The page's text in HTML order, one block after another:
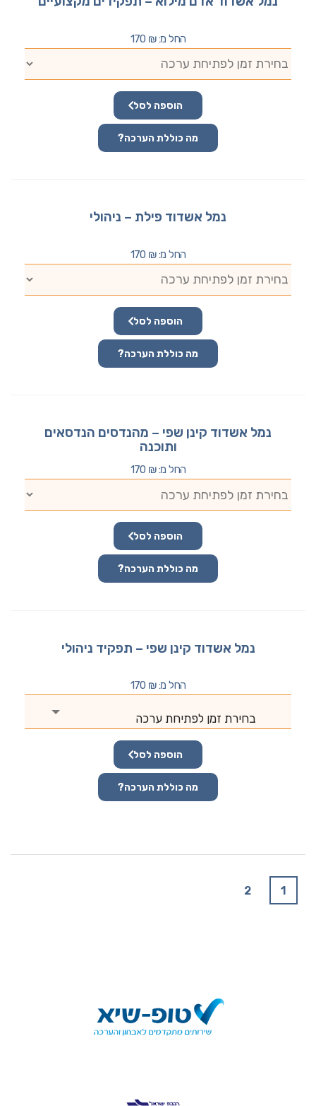
החל מ: 170 ₪
הוספה לסל
מה כוללת הערכה?
נמל אשדוד פילת – ניהולי
החל מ: 170 ₪
הוספה לסל
מה כוללת הערכה?
נמל אשדוד קינן שפי – מהנדסים הנדסאים
ותוכנה
החל מ: 170 ₪
הוספה לסל
מה כוללת הערכה?
נמל אשדוד קינן שפי – תפקיד ניהולי
החל מ: 170 ₪
בחירת זמן לפתיחת ערכה
הוספה לסל
מה כוללת הערכה?
1
2